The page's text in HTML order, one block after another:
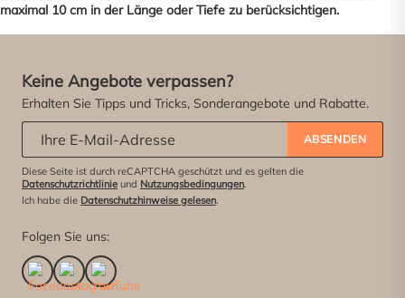
maximal 10 cm in der Länge oder Tiefe zu berücksichtigen.
Keine Angebote verpassen?
Erhalten Sie Tipps und Tricks, Sonderangebote und Rabatte.
ABSENDEN
Diese Seite ist durch reCAPTCHA geschützt und es gelten die
Datenschutzrichtlinie und Nutzungsbedingungen.
Ich habe die Datenschutzhinweise gelesen.
Folgen Sie uns: